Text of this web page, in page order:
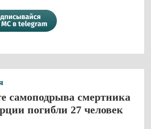
самоподрыва смертника
погибли 27 человек